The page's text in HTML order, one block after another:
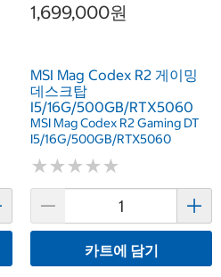
1,699,000원
MSI Mag Codex R2 게이밍
데스크탑
I5/16G/500GB/RTX5060
MSI Mag Codex R2 Gaming DT
I5/16G/500GB/RTX5060
★★★★★
★★★★★
카트에 담기